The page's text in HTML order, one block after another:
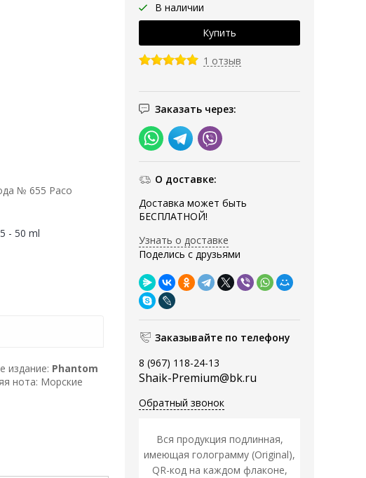
В наличии
1 отзыв
Заказать через:
О доставке:
Доставка может быть
БЕСПЛАТНОЙ!
Узнать о доставке
Поделись с друзьями
Заказывайте по телефону
8 (967) 118-24-13
Shaik-Premium@bk.ru
Обратный звонок
Вся продукция подлинная,
имеющая голограмму (Original),
QR-код на каждом флаконе,
№ 655 Paco
- 50 ml
издание: Phantom
нота: Морские